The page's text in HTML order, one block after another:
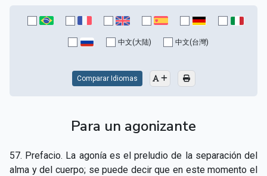
CAPÍTULO XIV - Honra a tu padre y a tu madre
CAPÍTULO XV - Sin caridad no hay salvación
CAPÍTULO XVIII - Muchos son los llamados y pocos
CAPÍTULO XIX - La fe transporta las montañas ▸
中文(大陆) 中文(台灣)
Comparar Idiomas
Para un agonizante
57. Prefacio. La agonía es el preludio de la separación del
alma y del cuerpo; se puede decir que en este momento el